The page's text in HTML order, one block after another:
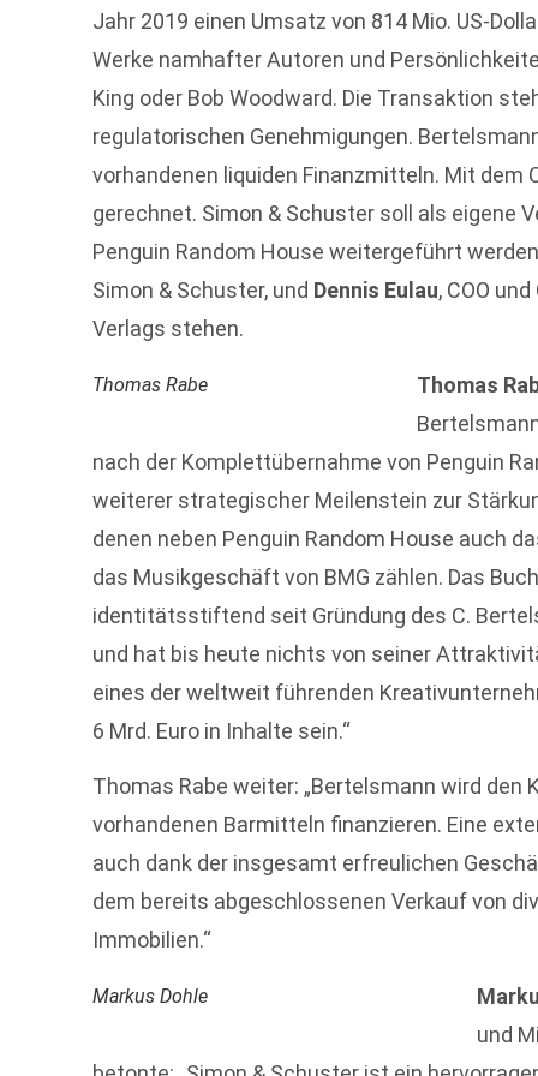
Jahr 2019 einen Umsatz von 814 Mio. US-
Werke namhafter Autoren und
King oder Bob Woodward. Die Transaktion
regulatorischen Genehmigungen.
vorhandenen liquiden Finanzmitteln. Mit dem
gerechnet. Simon & Schuster soll als eigene
Penguin Random House weitergeführt
Simon & Schuster, und Dennis Eulau, COO
Verlags stehen.
Thomas Rabe
Thomas
nach der Komplettübernahme von Penguin
weiterer strategischer Meilenstein zur
denen neben Penguin Random House auch
das Musikgeschäft von BMG zählen. Das
identitätsstiftend seit Gründung des C.
und hat bis heute nichts von seiner
eines der weltweit führenden
6 Mrd. Euro in Inhalte sein.“
Thomas Rabe weiter: „Bertelsmann wird den
vorhandenen Barmitteln finanzieren. Eine
auch dank der insgesamt erfreulichen
dem bereits abgeschlossenen Verkauf von
Immobilien.“
Markus Dohle
und